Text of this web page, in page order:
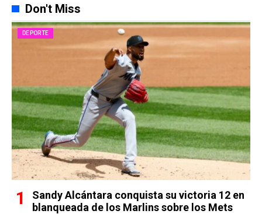
Don't Miss
DEPORTE
Sandy Alcántara conquista su victoria 12 en
blanqueada de los Marlins sobre los Mets